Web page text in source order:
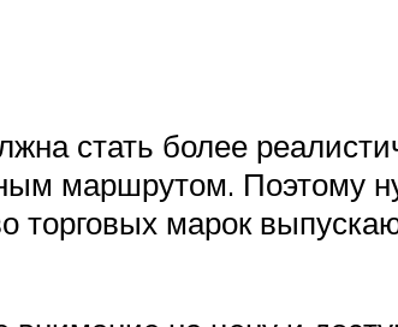
стать более
маршрутом. Поэтому
марок